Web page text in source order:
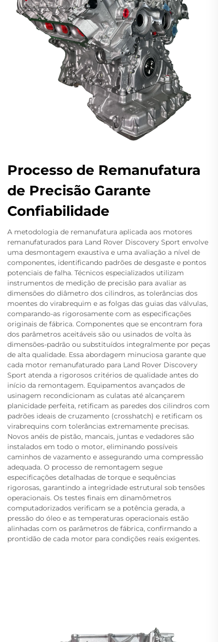
Processo de Remanufatura
de Precisão Garante
Confiabilidade
A metodologia de remanufatura aplicada aos motores
remanufaturados para Land Rover Discovery Sport envolve
uma desmontagem exaustiva e uma avaliação a nível de
componentes, identificando padrões de desgaste e pontos
potenciais de falha. Técnicos especializados utilizam
instrumentos de medição de precisão para avaliar as
dimensões do diâmetro dos cilindros, as tolerâncias dos
moentes do virabrequim e as folgas das guias das válvulas,
comparando-as rigorosamente com as especificações
originais de fábrica. Componentes que se encontram fora
dos parâmetros aceitáveis são ou usinados de volta às
dimensões-padrão ou substituídos integralmente por peças
de alta qualidade. Essa abordagem minuciosa garante que
cada motor remanufaturado para Land Rover Discovery
Sport atenda a rigorosos critérios de qualidade antes do
início da remontagem. Equipamentos avançados de
usinagem recondicionam as culatas até alcançarem
planicidade perfeita, retificam as paredes dos cilindros com
padrões ideais de cruzamento (crosshatch) e retificam os
virabrequins com tolerâncias extremamente precisas.
Novos anéis de pistão, mancais, juntas e vedadores são
instalados em todo o motor, eliminando possíveis
caminhos de vazamento e assegurando uma compressão
adequada. O processo de remontagem segue
especificações detalhadas de torque e sequências
rigorosas, garantindo a integridade estrutural sob tensões
operacionais. Os testes finais em dinamômetros
computadorizados verificam se a potência gerada, a
pressão do óleo e as temperaturas operacionais estão
alinhadas com os parâmetros de fábrica, confirmando a
prontidão de cada motor para condições reais exigentes.